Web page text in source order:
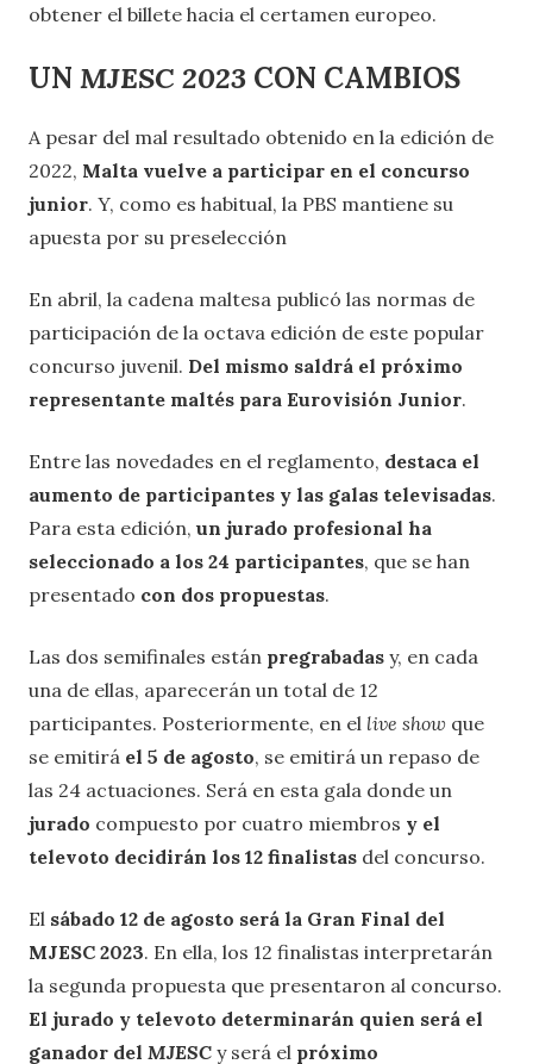
obtener el billete hacia el certamen europeo.
UN MJESC 2023 CON CAMBIOS
A pesar del mal resultado obtenido en la edición de
2022, Malta vuelve a participar en el concurso
junior. Y, como es habitual, la PBS mantiene su
apuesta por su preselección
En abril, la cadena maltesa publicó las normas de
participación de la octava edición de este popular
concurso juvenil. Del mismo saldrá el próximo
representante maltés para Eurovisión Junior.
Entre las novedades en el reglamento, destaca el
aumento de participantes y las galas televisadas.
Para esta edición, un jurado profesional ha
seleccionado a los 24 participantes, que se han
presentado con dos propuestas.
Las dos semifinales están pregrabadas y, en cada
una de ellas, aparecerán un total de 12
participantes. Posteriormente, en el live show que
se emitirá el 5 de agosto, se emitirá un repaso de
las 24 actuaciones. Será en esta gala donde un
jurado compuesto por cuatro miembros y el
televoto decidirán los 12 finalistas del concurso.
El sábado 12 de agosto será la Gran Final del
MJESC 2023. En ella, los 12 finalistas interpretarán
la segunda propuesta que presentaron al concurso.
El jurado y televoto determinarán quien será el
ganador del MJESC y será el próximo